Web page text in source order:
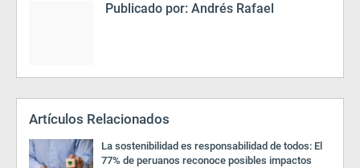
Publicado por: Andrés Rafael
Artículos Relacionados
La sostenibilidad es responsabilidad de todos: El
77% de peruanos reconoce posibles impactos